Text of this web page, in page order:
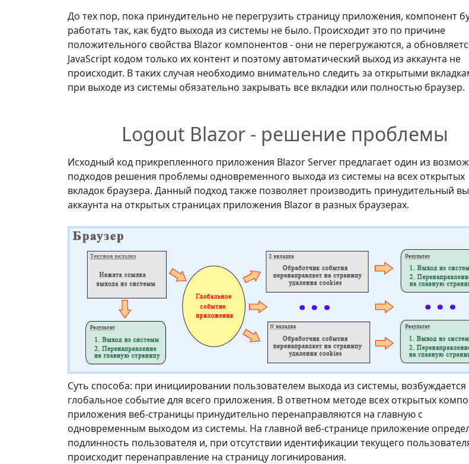
До тех пор, пока принудительно не перегрузить страницу приложения, компонент
работать так, как будто выхода из системы не было. Происходит это по причине
положительного свойства Blazor компонентов - они не перегружаются, а
JavaScript кодом только их контент и поэтому автоматический выход из аккаунта не
происходит. В таких случая необходимо внимательно следить за открытыми
при выходе из системы обязательно закрывать все вкладки или полностью браузер.
Logout Blazor - решение проблемы
Исходный код прикрепленного приложения Blazor Server предлагает один из
подходов решения проблемы одновременного выхода из системы на всех открытых
вкладок браузера. Данный подход также позволяет производить принудительный
аккаунта на открытых страницах приложения Blazor в разных браузерах.
Суть способа: при инициировании пользователем выхода из системы, возбуждается
глобальное событие для всего приложения. В ответном методе всех открытых
приложения веб-страницы принудительно перенаправляются на главную с
одновременным выходом из системы. На главной веб-странице приложение
подлинность пользователя и, при отсутствии идентификации текущего
происходит перенаправление на страницу логинирования.